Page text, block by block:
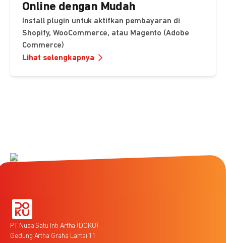
Online dengan Mudah
Install plugin untuk aktifkan pembayaran di
Shopify, WooCommerce, atau Magento (Adobe
Commerce)
Lihat selengkapnya
PT Nusa Satu Inti Artha (DOKU)
Gedung Artha Graha Lantai 11